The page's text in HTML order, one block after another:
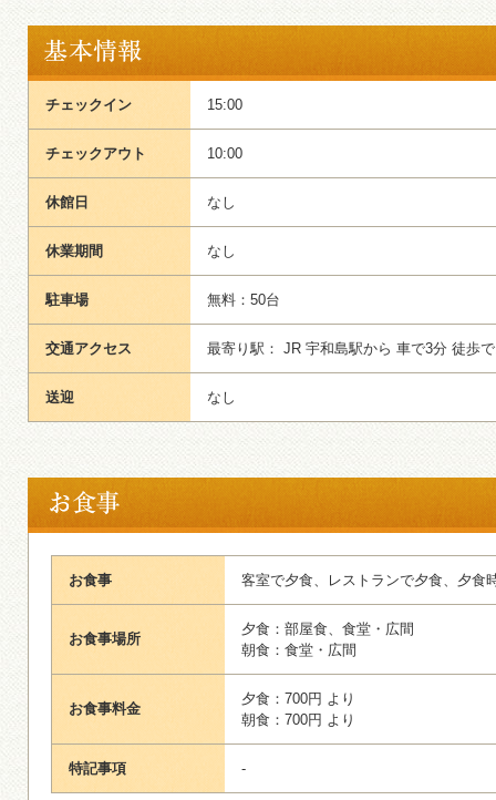
チェックイン 15:00
チェックアウト 10:00
休館日 なし
休業期間 なし
駐車場 無料：50台
交通アクセス 最寄り駅： JR 宇和島駅から 車で3分 徒歩
送迎 なし
お食事 客室で夕食、レストランで夕食、夕食
お食事場所
夕食：部屋食、食堂・広間
朝食：食堂・広間
お食事料金
夕食：700円 より
朝食：700円 より
特記事項 -